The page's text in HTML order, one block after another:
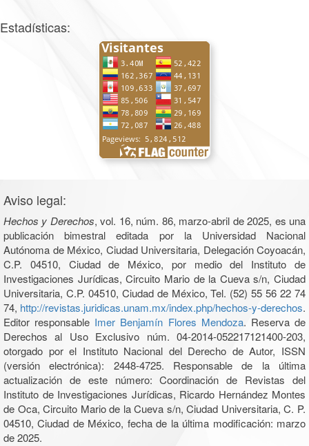
Estadísticas:
Aviso legal:
Hechos y Derechos, vol. 16, núm. 86, marzo-abril de 2025, es una
publicación bimestral editada por la Universidad Nacional
Autónoma de México, Ciudad Universitaria, Delegación Coyoacán,
C.P. 04510, Ciudad de México, por medio del Instituto de
Investigaciones Jurídicas, Circuito Mario de la Cueva s/n, Ciudad
Universitaria, C.P. 04510, Ciudad de México, Tel. (52) 55 56 22 74
74, http://revistas.juridicas.unam.mx/index.php/hechos-y-derechos.
Editor responsable Imer Benjamín Flores Mendoza. Reserva de
Derechos al Uso Exclusivo núm. 04-2014-052217121400-203,
otorgado por el Instituto Nacional del Derecho de Autor, ISSN
(versión electrónica): 2448-4725. Responsable de la última
actualización de este número: Coordinación de Revistas del
Instituto de Investigaciones Jurídicas, Ricardo Hernández Montes
de Oca, Circuito Mario de la Cueva s/n, Ciudad Universitaria, C. P.
04510, Ciudad de México, fecha de la última modificación: marzo
de 2025.